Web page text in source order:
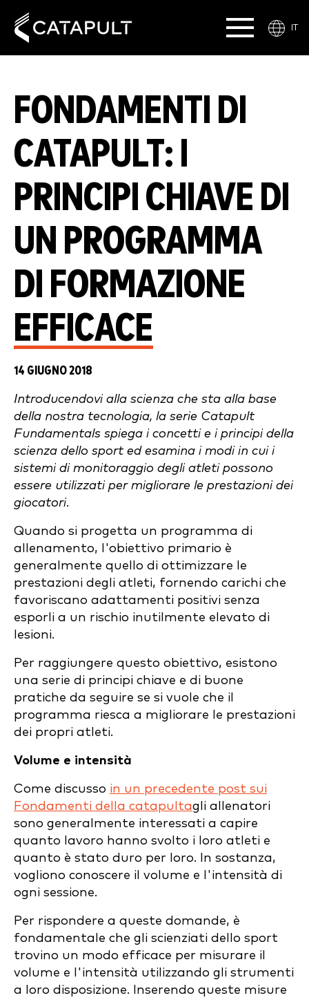
IT
FONDAMENTI DI
CATAPULT: I
PRINCIPI CHIAVE DI
UN PROGRAMMA
DI FORMAZIONE
EFFICACE
14 GIUGNO 2018
Introducendovi alla scienza che sta alla base
della nostra tecnologia, la serie Catapult
Fundamentals spiega i concetti e i principi della
scienza dello sport ed esamina i modi in cui i
sistemi di monitoraggio degli atleti possono
essere utilizzati per migliorare le prestazioni dei
giocatori.
Quando si progetta un programma di
allenamento, l'obiettivo primario è
generalmente quello di ottimizzare le
prestazioni degli atleti, fornendo carichi che
favoriscano adattamenti positivi senza
esporli a un rischio inutilmente elevato di
lesioni.
Per raggiungere questo obiettivo, esistono
una serie di principi chiave e di buone
pratiche da seguire se si vuole che il
programma riesca a migliorare le prestazioni
dei propri atleti.
Volume e intensità
Come discusso in un precedente post sui
Fondamenti della catapultagli allenatori
sono generalmente interessati a capire
quanto lavoro hanno svolto i loro atleti e
quanto è stato duro per loro. In sostanza,
vogliono conoscere il volume e l'intensità di
ogni sessione.
Per rispondere a queste domande, è
fondamentale che gli scienziati dello sport
trovino un modo efficace per misurare il
volume e l'intensità utilizzando gli strumenti
a loro disposizione. Inserendo queste misure